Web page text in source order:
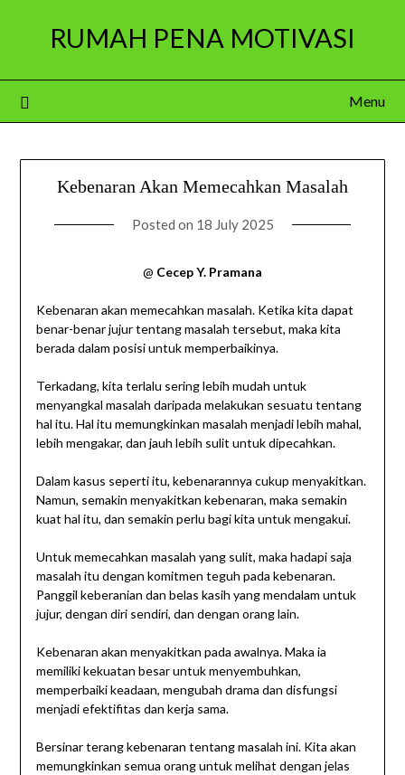
RUMAH PENA MOTIVASI
Menu
Kebenaran Akan Memecahkan Masalah
Posted on 18 July 2025
@ Cecep Y. Pramana
Kebenaran akan memecahkan masalah. Ketika kita dapat
benar-benar jujur ​​tentang masalah tersebut, maka kita
berada dalam posisi untuk memperbaikinya.
Terkadang, kita terlalu sering lebih mudah untuk
menyangkal masalah daripada melakukan sesuatu tentang
hal itu. Hal itu memungkinkan masalah menjadi lebih mahal,
lebih mengakar, dan jauh lebih sulit untuk dipecahkan.
Dalam kasus seperti itu, kebenarannya cukup menyakitkan.
Namun, semakin menyakitkan kebenaran, maka semakin
kuat hal itu, dan semakin perlu bagi kita untuk mengakui.
Untuk memecahkan masalah yang sulit, maka hadapi saja
masalah itu dengan komitmen teguh pada kebenaran.
Panggil keberanian dan belas kasih yang mendalam untuk
jujur, dengan diri sendiri, dan dengan orang lain.
Kebenaran akan menyakitkan pada awalnya. Maka ia
memiliki kekuatan besar untuk menyembuhkan,
memperbaiki keadaan, mengubah drama dan disfungsi
menjadi efektifitas dan kerja sama.
Bersinar terang kebenaran tentang masalah ini. Kita akan
memungkinkan semua orang untuk melihat dengan jelas